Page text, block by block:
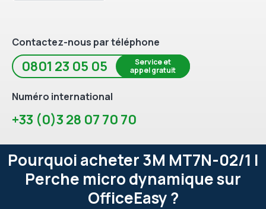
Contactez-nous par téléphone
0801 23 05 05
Service et
appel gratuit
Numéro international
+33 (0)3 28 07 70 70
Pourquoi acheter 3M MT7N-02/1 |
Perche micro dynamique sur
OfficeEasy ?